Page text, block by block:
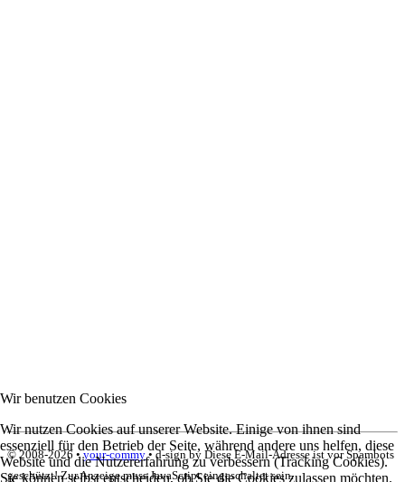
© 2008-2026 •your-commy• d-sign by Diese E-Mail-Adresse ist vor Spambots
geschützt! Zur Anzeige muss JavaScript eingeschaltet sein.
Wir benutzen Cookies
Wir nutzen Cookies auf unserer Website. Einige von ihnen sind
essenziell für den Betrieb der Seite, während andere uns helfen, diese
Website und die Nutzererfahrung zu verbessern (Tracking Cookies).
Sie können selbst entscheiden, ob Sie die Cookies zulassen möchten.